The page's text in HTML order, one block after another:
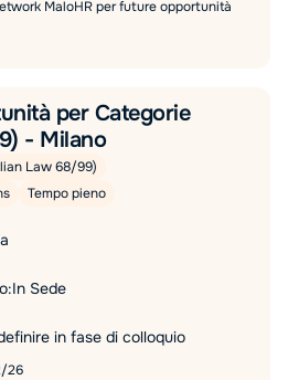
MaloHR per future opportunità
per Categorie
- Milano
Law 68/99)
Tempo pieno
In Sede
in fase di colloquio
26